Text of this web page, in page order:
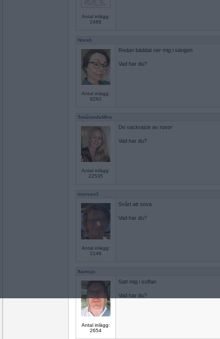
Antal inlägg:
2466
Norah
Antal inlägg:
8262
Redan bäddat ner mig i sängen
Vad har du?
SmålandsMira
Antal inlägg:
22535
De vackraste av rosor
Vad har du?
morsan3
Antal inlägg:
2146
Svårt att sova
Vad har du?
flamsjo
Antal inlägg:
2654
Satt mig i soffan
Vad har du?